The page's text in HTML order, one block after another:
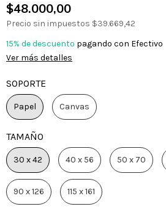
$48.000,00
Precio sin impuestos $39.669,42
15% de descuento pagando con Efectivo
Ver más detalles
SOPORTE
Papel Canvas
TAMAÑO
30 x 42 40 x 56 50 x 70
90 x 126 115 x 161